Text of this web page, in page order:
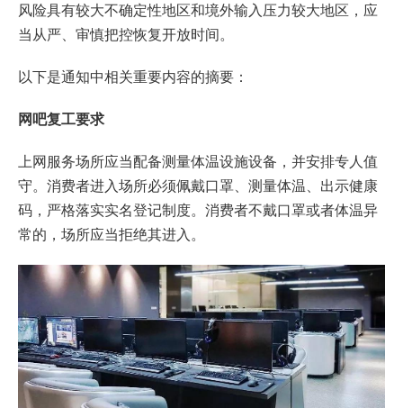
风险具有较大不确定性地区和境外输入压力较大地区，应
当从严、审慎把控恢复开放时间。
以下是通知中相关重要内容的摘要：
网吧复工要求
上网服务场所应当配备测量体温设施设备，并安排专人值
守。消费者进入场所必须佩戴口罩、测量体温、出示健康
码，严格落实实名登记制度。消费者不戴口罩或者体温异
常的，场所应当拒绝其进入。